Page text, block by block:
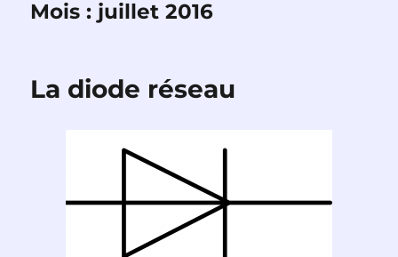
Mois : juillet 2016
La diode réseau